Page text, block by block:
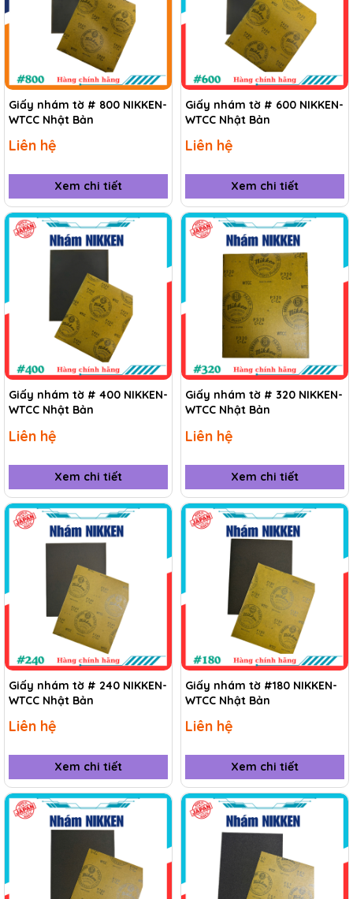
Giấy nhám tờ # 800 NIKKEN-
WTCC Nhật Bản
Liên hệ
Xem chi tiết
Giấy nhám tờ # 600 NIKKEN-
WTCC Nhật Bản
Liên hệ
Xem chi tiết
Giấy nhám tờ # 400 NIKKEN-
WTCC Nhật Bản
Liên hệ
Xem chi tiết
Giấy nhám tờ # 320 NIKKEN-
WTCC Nhật Bản
Liên hệ
Xem chi tiết
Giấy nhám tờ # 240 NIKKEN-
WTCC Nhật Bản
Liên hệ
Xem chi tiết
Giấy nhám tờ #180 NIKKEN-
WTCC Nhật Bản
Liên hệ
Xem chi tiết